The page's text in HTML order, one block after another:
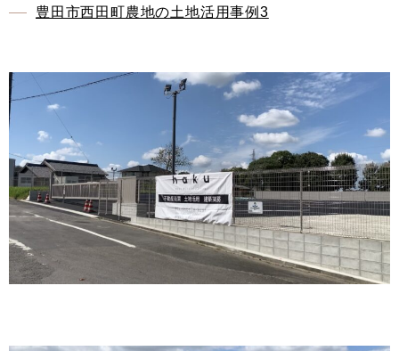
豊田市西田町農地の土地活用事例3